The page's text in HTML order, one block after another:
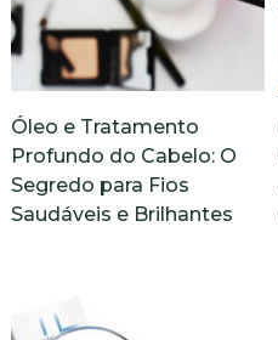
Óleo e Tratamento
Profundo do Cabelo: O
Segredo para Fios
Saudáveis e Brilhantes